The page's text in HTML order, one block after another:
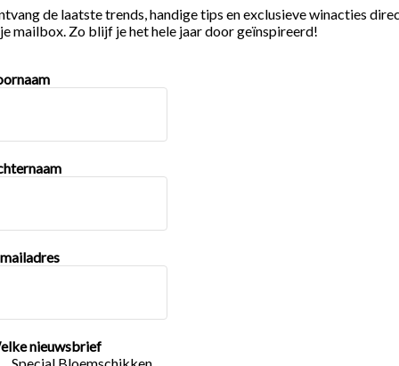
de laatste trends, handige tips en exclusieve winacties
mailbox. Zo blijf je het hele jaar door geïnspireerd!
nieuwsbrief
Special Bloemschikken